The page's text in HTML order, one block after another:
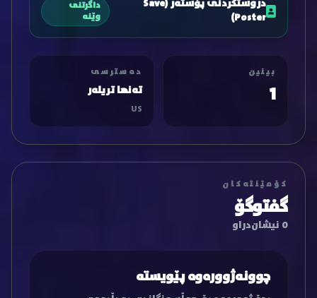
دروستکردنی پۆستەر (Save
Poster)
داگرتنی
وێنە
بینین
1
دەسترسی
تەنها تریلەر
US
کۆمێنتەکان
گفتوگۆ
0 نیشان‌دراو
چوونەژوورەوە پێویستە